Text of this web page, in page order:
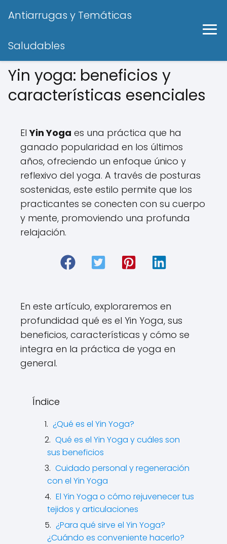
Antiarrugas y Temáticas
Saludables
Yin yoga: beneficios y
características esenciales
ElYin Yoga es una práctica que ha
ganado popularidad en los últimos
años, ofreciendo un enfoque único y
reflexivo del yoga. A través de posturas
sostenidas, este estilo permite que los
practicantes se conecten con su cuerpo
y mente, promoviendo una profunda
relajación.
En este artículo, exploraremos en
profundidad qué es el Yin Yoga, sus
beneficios, características y cómo se
integra en la práctica de yoga en
general.
Índice
¿Qué es el Yin Yoga?
Qué es el Yin Yoga y cuáles son
sus beneficios
Cuidado personal y regeneración
con el Yin Yoga
El Yin Yoga o cómo rejuvenecer tus
tejidos y articulaciones
¿Para qué sirve el Yin Yoga?
¿Cuándo es conveniente hacerlo?